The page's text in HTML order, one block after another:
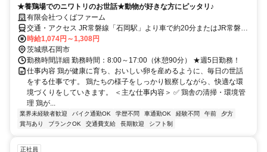
★養鶏場でのニワトリのお世話★動物が好きな方にピッタリ♪
有限会社つくばファーム
交通・アクセス JR常磐線「石岡駅」より車で約20分またはJR常磐線
「神立駅」から車で5分 車通勤OK
時給1,074円～1,308円
茨城県石岡市
勤務時間詳細 勤務時間：8:00～17:00（休憩90分） ★週5日勤務！
仕事内容 鶏が健康に育ち、おいしい卵を産めるように、毎日の世話
をする仕事です。 鶏たちの様子をしっかり観察しながら、快適な環
境づくりをしていきます。 ＜主な仕事内容＞ ✅ 鶏舎の清掃・環境管
理 鶏が...
業界未経験者歓迎 バイク通勤OK 学歴不問 車通勤OK 経験不問 午前
夕方
賞与あり
ブランクOK 交通費支給 長期歓迎 シフト制
正社員